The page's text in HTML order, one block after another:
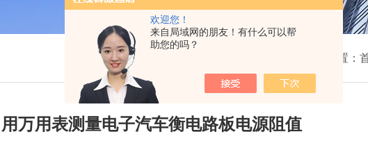
欢迎您！
来自局域网的朋友！有什么可以帮
助您的吗？
我的位置：
用万用表测量电子汽车衡电路板电源阻值